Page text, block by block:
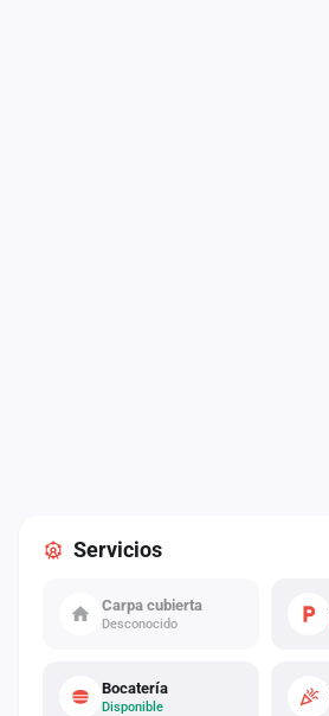
Servicios
Carpa cubierta
Desconocido
Bocatería
Disponible